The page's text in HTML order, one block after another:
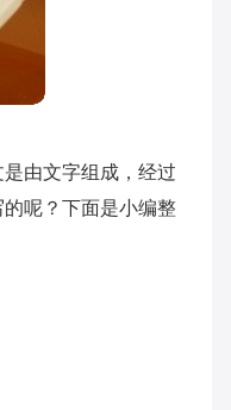
由文字组成，经过
呢？下面是小编整